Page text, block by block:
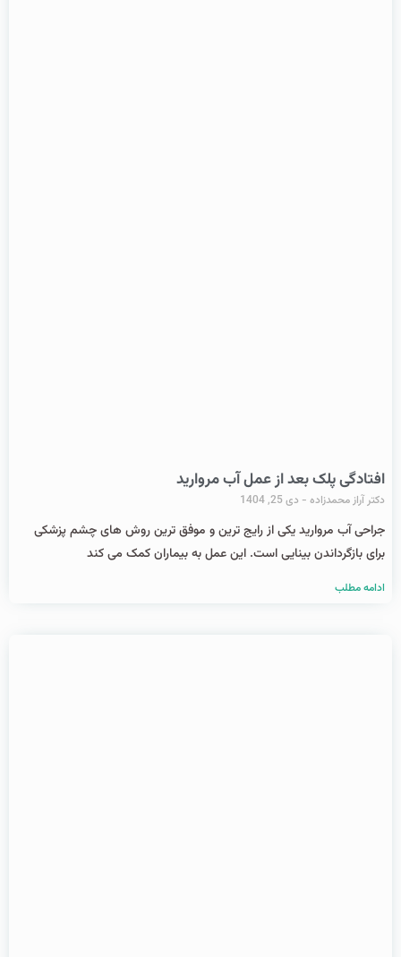
افتادگی پلک بعد از عمل آب مروارید
دکتر آراز محمدزاده دی 25, 1404
جراحی آب مروارید یکی از رایج ‌ترین و موفق ‌ترین روش ‌های چشم ‌پزشکی
برای بازگرداندن بینایی است. این عمل به بیماران کمک می ‌کند
ادامه مطلب